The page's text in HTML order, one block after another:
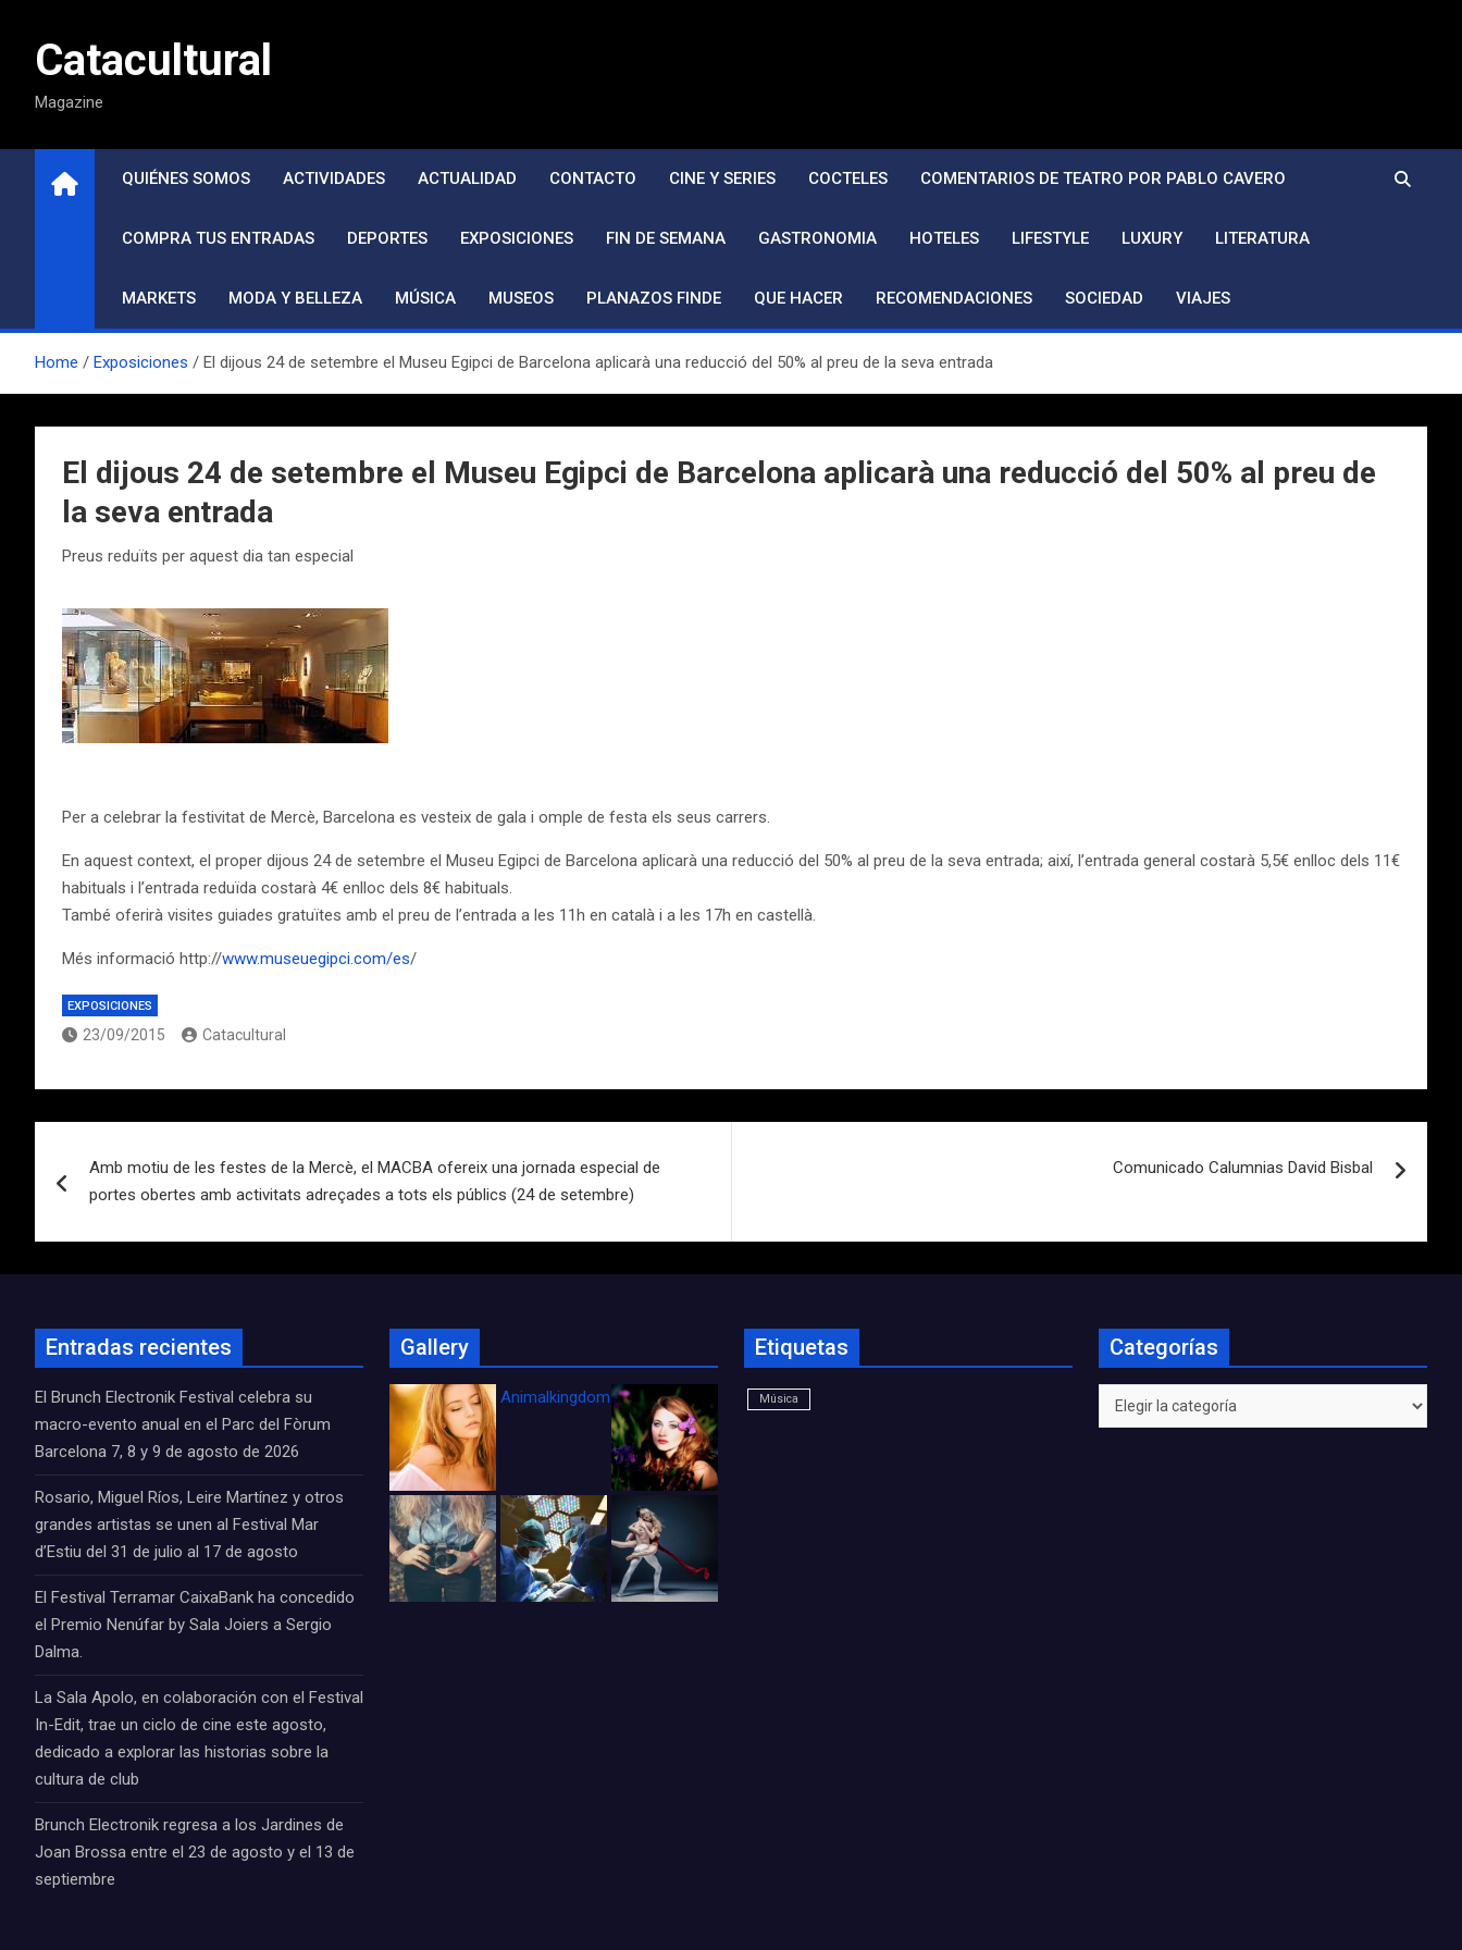
contenidoCatacultural
Magazine
QUIÉNES SOMOS ACTIVIDADES ACTUALIDAD CONTACTO CINE Y SERIES COCTELES COMENTARIOS DE TEATRO POR PABLO CAVERO
COMPRA TUS ENTRADAS DEPORTES EXPOSICIONES FIN DE SEMANA GASTRONOMIA HOTELES LIFESTYLE LUXURY LITERATURA
MARKETS MODA Y BELLEZA MÚSICA MUSEOS PLANAZOS FINDE QUE HACER RECOMENDACIONES SOCIEDAD VIAJES
Home Exposiciones El dijous 24 de setembre el Museu Egipci de Barcelona aplicarà una reducció del 50% al preu de la seva entrada
El dijous 24 de setembre el Museu Egipci de Barcelona aplicarà una reducció del 50% al preu de
la seva entrada
Preus reduïts per aquest dia tan especial
Per a celebrar la festivitat de Mercè, Barcelona es vesteix de gala i omple de festa els seus carrers.
En aquest context, el proper dijous 24 de setembre el Museu Egipci de Barcelona aplicarà una reducció del 50% al preu de la seva entrada; així, l’entrada general costarà 5,5€ enlloc dels 11€
habituals i l’entrada reduïda costarà 4€ enlloc dels 8€ habituals.
També oferirà visites guiades gratuïtes amb el preu de l’entrada a les 11h en català i a les 17h en castellà.
Més informació http://www.museuegipci.com/es/
EXPOSICIONES
23/09/2015 Catacultural
de
entradas
Amb motiu de les festes de la Mercè, el MACBA ofereix una jornada especial de
portes obertes amb activitats adreçades a tots els públics (24 de setembre)
Comunicado Calumnias David Bisbal
Entradas recientes
El Brunch Electronik Festival celebra su
macro-evento anual en el Parc del Fòrum
Barcelona 7, 8 y 9 de agosto de 2026
Rosario, Miguel Ríos, Leire Martínez y otros
grandes artistas se unen al Festival Mar
d’Estiu del 31 de julio al 17 de agosto
El Festival Terramar CaixaBank ha concedido
el Premio Nenúfar by Sala Joiers a Sergio
Dalma.
La Sala Apolo, en colaboración con el Festival
In-Edit, trae un ciclo de cine este agosto,
dedicado a explorar las historias sobre la
cultura de club
Brunch Electronik regresa a los Jardines de
Joan Brossa entre el 23 de agosto y el 13 de
septiembre
Gallery
Animalkingdom_FichaCine
Etiquetas
Música
Categorías
Categorías